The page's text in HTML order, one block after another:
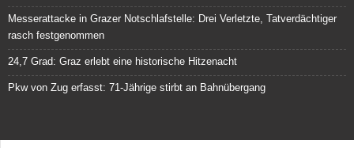
Messerattacke in Grazer Notschlafstelle: Drei Verletzte, Tatverdächtiger
rasch festgenommen
24,7 Grad: Graz erlebt eine historische Hitzenacht
Pkw von Zug erfasst: 71-Jährige stirbt an Bahnübergang